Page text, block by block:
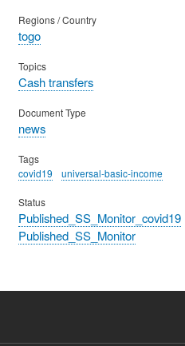
Regions / Country
togo
Topics
Cash transfers
Document Type
news
Tags
covid19
universal-basic-income
Status
Published_SS_Monitor_covid19
Published_SS_Monitor